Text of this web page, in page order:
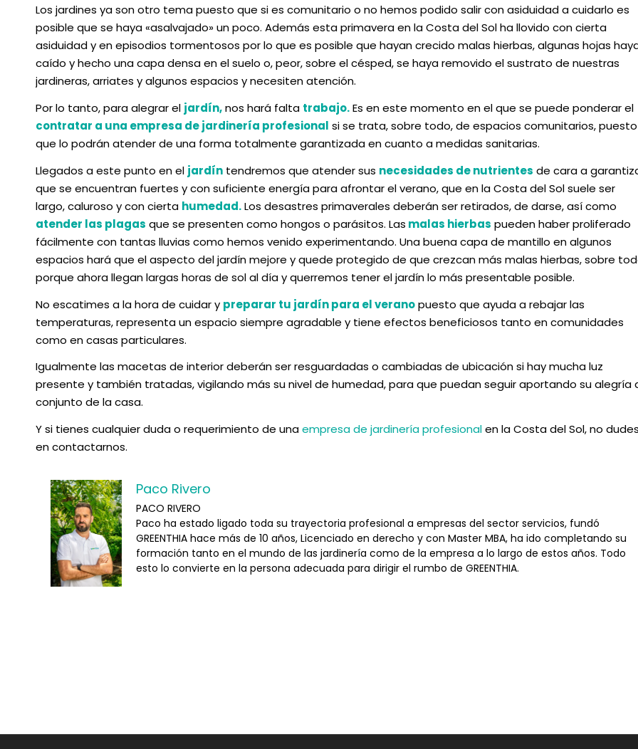
Los jardines ya son otro tema puesto que si es comunitario o no hemos podido salir con asiduidad a cuidarlo es
posible que se haya «asalvajado» un poco. Además esta primavera en la Costa del Sol ha llovido con cierta
asiduidad y en episodios tormentosos por lo que es posible que hayan crecido malas hierbas, algunas hojas
caído y hecho una capa densa en el suelo o, peor, sobre el césped, se haya removido el sustrato de nuestras
jardineras, arriates y algunos espacios y necesiten atención.
Por lo tanto, para alegrar el jardín,nos hará falta trabajo.Es en este momento en el que se puede ponderar el
contratar a una empresa de jardinería profesional si se trata, sobre todo, de espacios comunitarios, puesto
que lo podrán atender de una forma totalmente garantizada en cuanto a medidas sanitarias.
Llegados a este punto en el jardín tendremos que atender sus necesidades de nutrientes de cara a
que se encuentran fuertes y con suficiente energía para afrontar el verano, que en la Costa del Sol suele ser
largo, caluroso y con cierta humedad.Los desastres primaverales deberán ser retirados, de darse, así como
atender las plagas que se presenten como hongos o parásitos. Las malas hierbas pueden haber proliferado
fácilmente con tantas lluvias como hemos venido experimentando. Una buena capa de mantillo en algunos
espacios hará que el aspecto del jardín mejore y quede protegido de que crezcan más malas hierbas, sobre
porque ahora llegan largas horas de sol al día y querremos tener el jardín lo más presentable posible.
No escatimes a la hora de cuidar y preparar tu jardín para el veranopuesto que ayuda a rebajar las
temperaturas, representa un espacio siempre agradable y tiene efectos beneficiosos tanto en comunidades
como en casas particulares.
Igualmente las macetas de interior deberán ser resguardadas o cambiadas de ubicación si hay mucha luz
presente y también tratadas, vigilando más su nivel de humedad, para que puedan seguir aportando su alegría
conjunto de la casa.
Y si tienes cualquier duda o requerimiento de unaempresa de jardinería profesionalen la Costa del Sol, no
en contactarnos.
Paco Rivero
PACO RIVERO
Paco ha estado ligado toda su trayectoria profesional a empresas del sector servicios, fundó
GREENTHIA hace más de 10 años, Licenciado en derecho y con Master MBA, ha ido completando su
formación tanto en el mundo de las jardinería como de la empresa a lo largo de estos años. Todo
esto lo convierte en la persona adecuada para dirigir el rumbo de GREENTHIA.